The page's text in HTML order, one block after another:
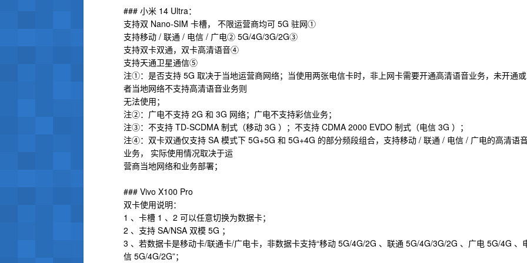
### 小米 14 Ultra：
支持双 Nano-SIM 卡槽， 不限运营商均可 5G 驻网①
支持移动 / 联通 / 电信 / 广电② 5G/4G/3G/2G③
支持双卡双通，双卡高清语音④
支持天通卫星通信⑤
注①：是否支持 5G 取决于当地运营商网络；当使用两张电信卡时，非上网卡需要开通高清语音业务，未开通或
者当地网络不支持高清语音业务则
无法使用；
注②：广电不支持 2G 和 3G 网络；广电不支持彩信业务；
注③：不支持 TD-SCDMA 制式（移动 3G ）；不支持 CDMA 2000 EVDO 制式（电信 3G ）；
注④：双卡双通仅支持 SA 模式下 5G+5G 和 5G+4G 的部分频段组合，支持移动 / 联通 / 电信 / 广电的高清语
业务， 实际使用情况取决于运
营商当地网络和业务部署；
### Vivo X100 Pro
双卡使用说明：
1 、卡槽 1 、2 可以任意切换为数据卡；
2 、支持 SA/NSA 双模 5G ；
3 、若数据卡是移动卡/联通卡/广电卡，非数据卡支持“移动 5G/4G/2G 、联通 5G/4G/3G/2G 、广电 5G/4G 、
信 5G/4G/2G”；